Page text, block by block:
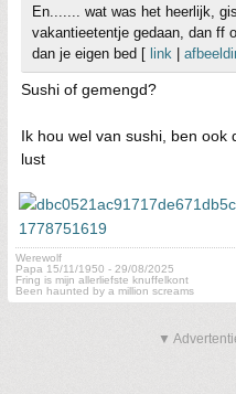
En....... wat was het heerlijk,
vakantieetentje gedaan, dan ff
dan je eigen bed [ link
Sushi of gemengd?
Ik hou wel van sushi, ben ook
lust
Werewolf
Papa 15/11/1950 - 29/08/2025
Fring is mijn allerliefste knuffelkont
Been haunted by a million screams
▼